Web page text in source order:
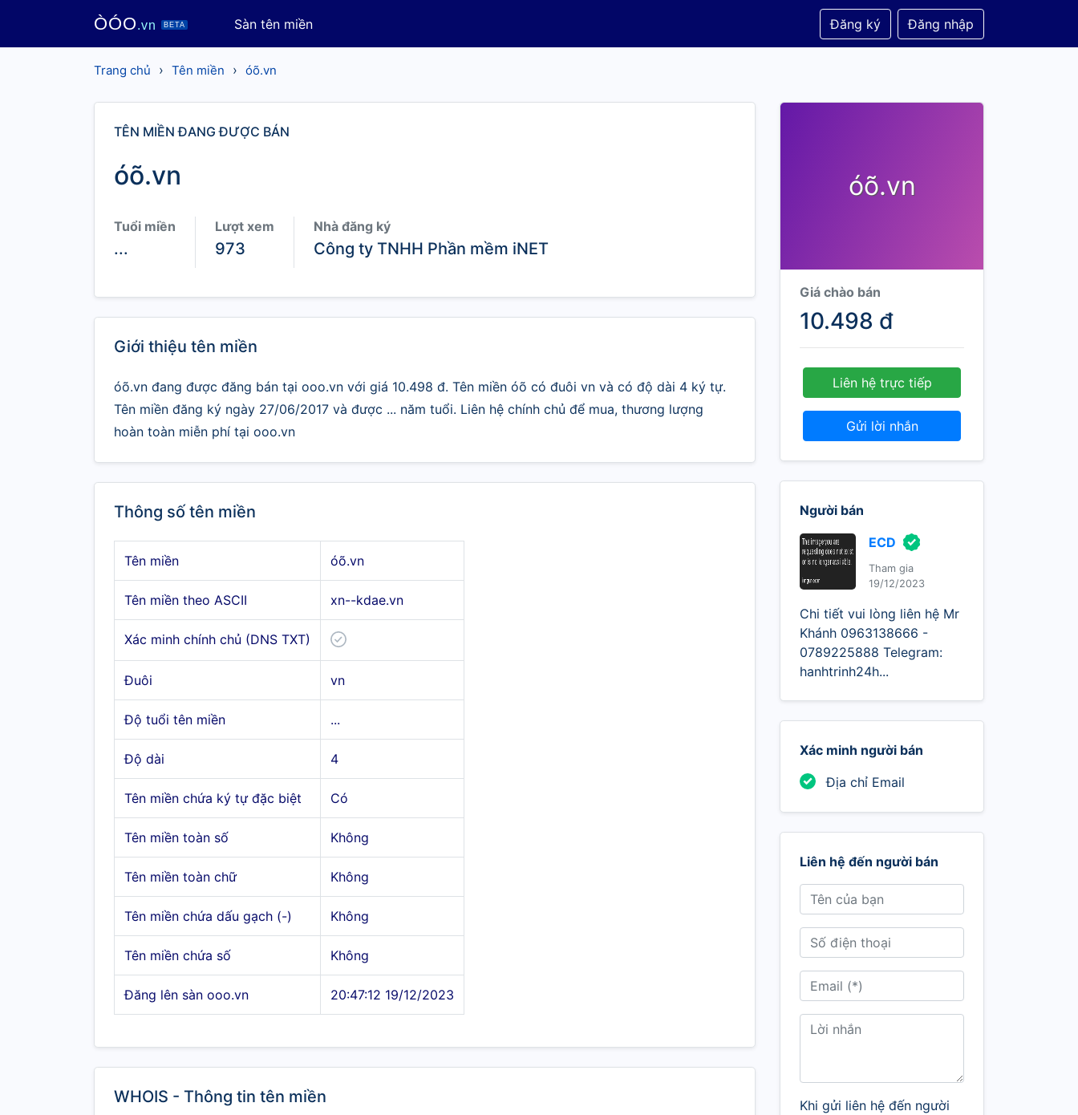
ÒÓO.vn BETA Sàn tên miền Đăng ký Đăng nhập
Trang chủ › Tên miền › óõ.vn
TÊN MIỀN ĐANG ĐƯỢC BÁN
óõ.vn
Tuổi miền
...
Lượt xem
973
Nhà đăng ký
Công ty TNHH Phần mềm iNET
Giới thiệu tên miền
óõ.vn đang được đăng bán tại ooo.vn với giá 10.498 đ. Tên miền óõ có đuôi vn và có độ dài 4 ký tự.
Tên miền đăng ký ngày 27/06/2017 và được ... năm tuổi. Liên hệ chính chủ để mua, thương lượng
hoàn toàn miễn phí tại ooo.vn
Thông số tên miền
Tên miền óõ.vn
Tên miền theo ASCII xn--kdae.vn
Xác minh chính chủ (DNS TXT)
Đuôi vn
Độ tuổi tên miền ...
Độ dài 4
Tên miền chứa ký tự đặc biệt Có
Tên miền toàn số Không
Tên miền toàn chữ Không
Tên miền chứa dấu gạch (-) Không
Tên miền chứa số Không
Đăng lên sàn ooo.vn 20:47:12 19/12/2023
WHOIS - Thông tin tên miền
óõ.vn
Giá chào bán
10.498 đ
Liên hệ trực tiếp
Gửi lời nhắn
Người bán
ECD
Tham gia
19/12/2023
Chi tiết vui lòng liên hệ Mr
Khánh 0963138666 -
0789225888 Telegram:
hanhtrinh24h...
Xác minh người bán
Địa chỉ Email
Liên hệ đến người bán
Khi gửi liên hệ đến người